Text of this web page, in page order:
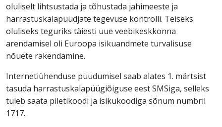
oluliselt lihtsustada ja tõhustada jahimeeste ja
harrastuskalapüüdjate tegevuse kontrolli. Teiseks
oluliseks teguriks täiesti uue veebikeskkonna
arendamisel oli Euroopa isikuandmete turvalisuse
nõuete rakendamine.
Internetiühenduse puudumisel saab alates 1. märtsist
tasuda harrastuskalapüügiõiguse eest SMSiga, selleks
tuleb saata piletikoodi ja isikukoodiga sõnum numbril
1717.